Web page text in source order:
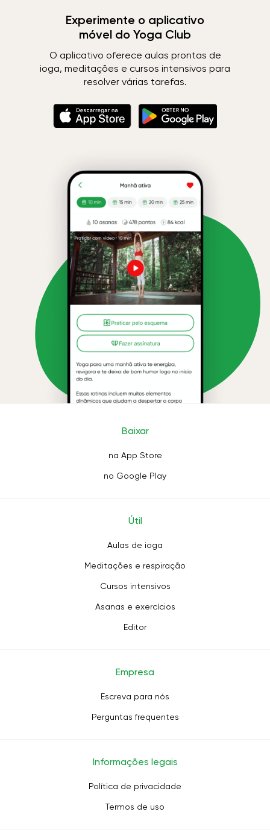
Experimente o aplicativo
móvel do Yoga Club
O aplicativo oferece aulas prontas de
ioga, meditações e cursos intensivos para
resolver várias tarefas.
Baixar
na App Store
no Google Play
Útil
Aulas de ioga
Meditações e respiração
Cursos intensivos
Asanas e exercícios
Editor
Empresa
Escreva para nós
Perguntas frequentes
Informações legais
Política de privacidade
Termos de uso